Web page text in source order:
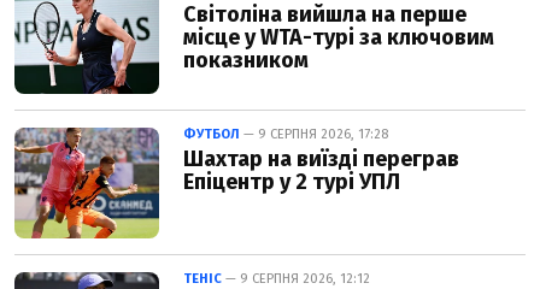
Світоліна вийшла на перше
місце у WTA-турі за ключовим
показником
ФУТБОЛ — 9 СЕРПНЯ 2026, 17:28
Шахтар на виїзді переграв
Епіцентр у 2 турі УПЛ
ТЕНІС — 9 СЕРПНЯ 2026, 12:12